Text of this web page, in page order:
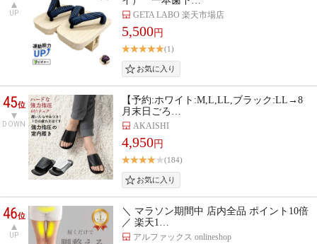
UP GETA LABO 楽天市場店
5,500円
(1)
45位
DOWN
【予約:ホワイト:M,L,LL,ブラック:LL→8
月末日ごろ…
AKAISHI
4,950円
(184)
46位
UP
＼ マラソン期間中 店内全品 ポイント10倍
／ 楽天1…
アルファックス onlineshop